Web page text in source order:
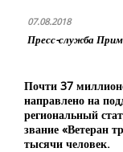
07.08.2018
Пресс-служба
Почти 37
направлено на
региональный
звание «Ветеран
тысячи человек.